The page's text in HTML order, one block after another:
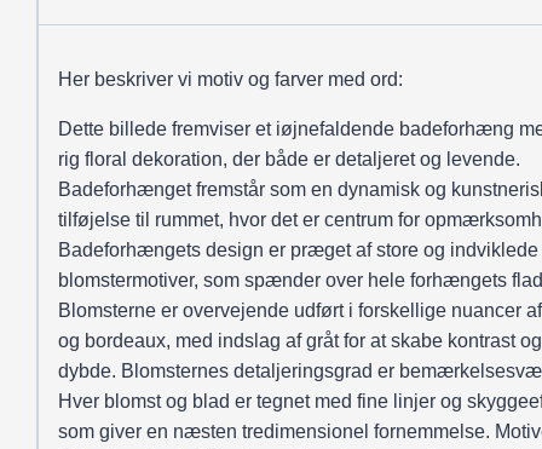
Her beskriver vi motiv og farver med ord:
Dette billede fremviser et iøjnefaldende badeforhæng
rig floral dekoration, der både er detaljeret og levende.
Badeforhænget fremstår som en dynamisk og
tilføjelse til rummet, hvor det er centrum for
Badeforhængets design er præget af store og indviklede
blomstermotiver, som spænder over hele forhængets
Blomsterne er overvejende udført i forskellige nuancer
og bordeaux, med indslag af gråt for at skabe kontrast og
dybde. Blomsternes detaljeringsgrad er
Hver blomst og blad er tegnet med fine linjer og
som giver en næsten tredimensionel fornemmelse.